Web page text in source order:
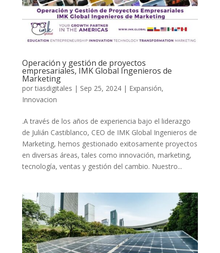
Operación y gestión de proyectos
empresariales, IMK Global Ingenieros de
Marketing
portiasdigitales | Sep 25, 2024| Expansión,
Innovacion
.A través de los años de experiencia bajo el liderazgo
de Julián Castiblanco, CEO de IMK Global Ingenieros de
Marketing, hemos gestionado exitosamente proyectos
en diversas áreas, tales como innovación, marketing,
tecnología, ventas y gestión del cambio. Nuestro...